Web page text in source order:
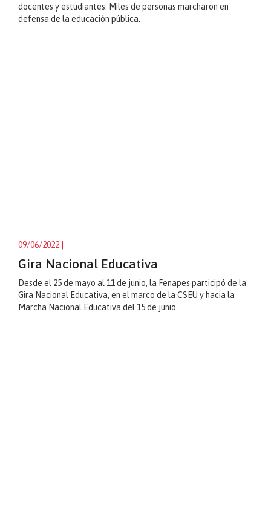
docentes y estudiantes. Miles de personas marcharon en
defensa de la educación pública.
09/06/2022
Gira Nacional Educativa
Desde el 25 de mayo al 11 de junio, la Fenapes participó de la
Gira Nacional Educativa, en el marco de la CSEU y hacia la
Marcha Nacional Educativa del 15 de junio.